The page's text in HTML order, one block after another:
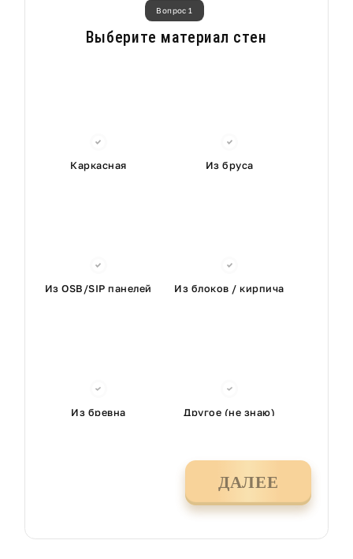
Вопрос 1
Выберите материал стен
Каркасная Из бруса
Из OSB/SIP панелей Из блоков / кирпича
Из бревна Другое (не знаю)
ДАЛЕЕ